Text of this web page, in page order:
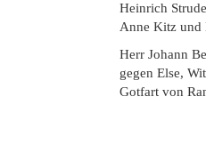
Heinrich
Anne Kitz und
Herr Johann
gegen Else,
Gotfart von